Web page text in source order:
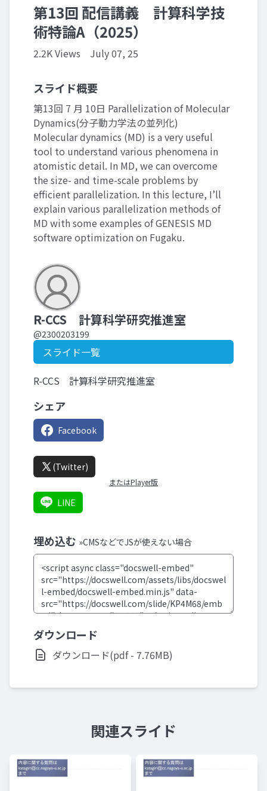
第13回 配信講義 計算科学技
術特論A（2025）
2.2K Views July 07, 25
スライド概要
第13回 7 月 10日 Parallelization of Molecular
Dynamics(分子動力学法の並列化)
Molecular dynamics (MD) is a very useful
tool to understand various phenomena in
atomistic detail. In MD, we can overcome
the size- and time-scale problems by
efficient parallelization. In this lecture, I’ll
explain various parallelization methods of
MD with some examples of GENESIS MD
software optimization on Fugaku.
R-CCS 計算科学研究推進室
@2300203199
スライド一覧
R-CCS 計算科学研究推進室
シェア
Facebook
(Twitter)
またはPlayer版
LINE
埋め込む »CMSなどでJSが使えない場合
ダウンロード
ダウンロード(pdf - 7.76MB)
関連スライド